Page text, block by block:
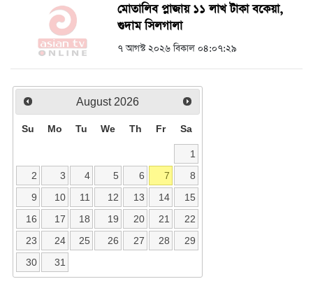
মোতালিব প্লাজায় ১১ লাখ টাকা বকেয়া,
গুদাম সিলগালা
৭ আগস্ট ২০২৬ বিকাল ০৪:০৭:২৯
August 2026
Su Mo Tu We Th Fr Sa
1
2
3 4 5 6 7
8
9
10 11 12 13 14
15
16
17 18 19 20 21
22
23
24 25 26 27 28
29
30
31